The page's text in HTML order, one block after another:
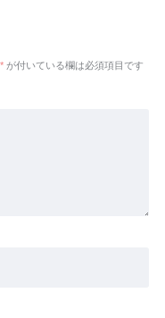
* が付いている欄は必須項目です